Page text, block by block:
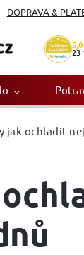
DOPRAVA &
5,0
23
jak ochladit